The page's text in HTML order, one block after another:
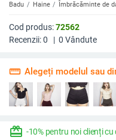
Badu Haine Îmbrăcăminte de
Cod produs:72562
Recenzii:0 | 0 Vândute
straighten Alegeți modelul sau
redeem -10% pentru noi clienți cu